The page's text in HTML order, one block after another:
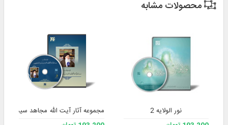
محصولات مشابه
نور الولایه 2
مجموعه آثار آیت الله مجاهد سید